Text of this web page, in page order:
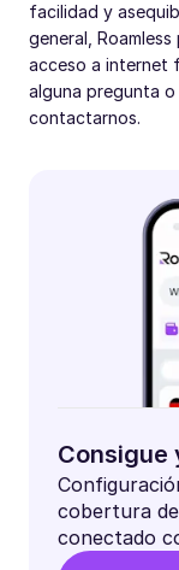
facilidad y
general,
acceso a internet
alguna pregunta
contactarnos.
Consigue
cobertura
conectado